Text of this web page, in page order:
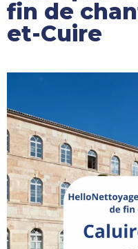
fin de
et-Cuire